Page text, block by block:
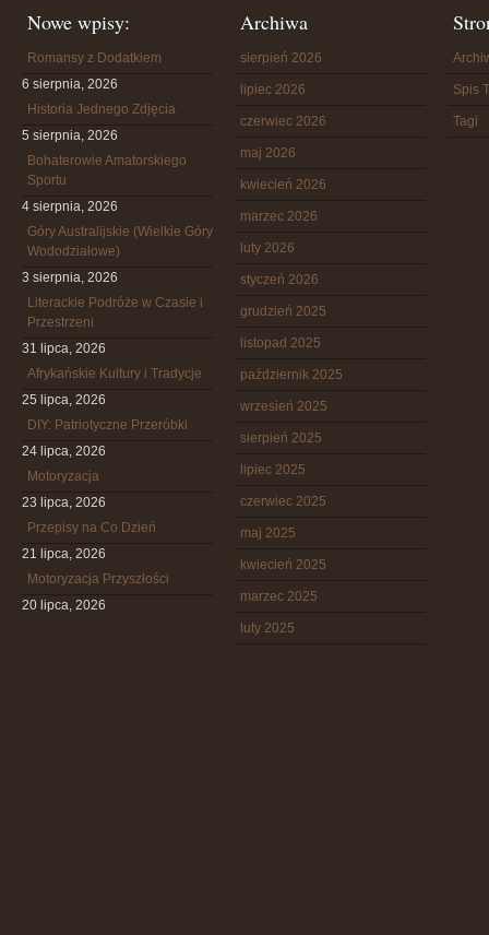
Nowe wpisy:
Romansy z Dodatkiem
6 sierpnia, 2026
Historia Jednego Zdjęcia
5 sierpnia, 2026
Bohaterowie Amatorskiego
Sportu
4 sierpnia, 2026
Góry Australijskie (Wielkie Góry
Wododziałowe)
3 sierpnia, 2026
Literackie Podróże w Czasie i
Przestrzeni
31 lipca, 2026
Afrykańskie Kultury i Tradycje
25 lipca, 2026
DIY: Patriotyczne Przeróbki
24 lipca, 2026
Motoryzacja
23 lipca, 2026
Przepisy na Co Dzień
21 lipca, 2026
Motoryzacja Przyszłości
20 lipca, 2026
Archiwa
sierpień 2026
lipiec 2026
czerwiec 2026
maj 2026
kwiecień 2026
marzec 2026
luty 2026
styczeń 2026
grudzień 2025
listopad 2025
październik 2025
wrzesień 2025
sierpień 2025
lipiec 2025
czerwiec 2025
maj 2025
kwiecień 2025
marzec 2025
luty 2025
Spis
Tagi